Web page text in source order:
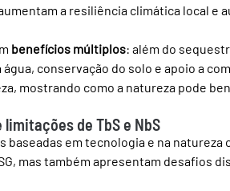
a resiliência climática local e
benefícios múltiplos: além do
conservação do solo e apoio a
mostrando como a natureza pode
de TbS e NbS
baseadas em tecnologia e na
mas também apresentam desafios